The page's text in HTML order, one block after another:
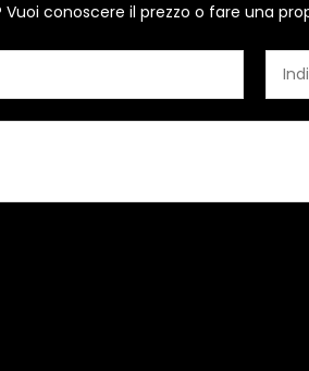
conoscere il prezzo o fare una